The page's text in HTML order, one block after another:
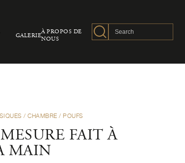
GALERIE
À PROPOS DE
NOUS
/ CHAMBRE / POUFS
FAIT À
MAIN